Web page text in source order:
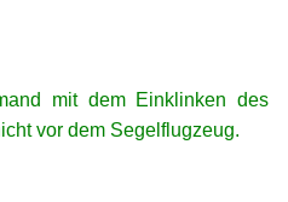
mit dem Einklinken des
vor dem Segelflugzeug.